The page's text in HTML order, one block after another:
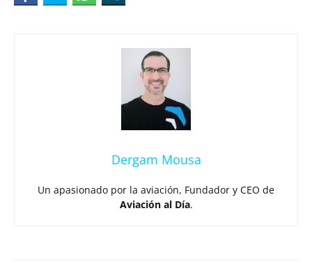
Dergam Mousa
Un apasionado por la aviación, Fundador y CEO de
Aviación al Día.